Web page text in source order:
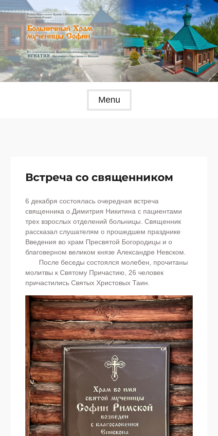
to
content
Menu
Встреча со священником
6 декабря состоялась очередная встреча
священника о.Димитрия Никитина с пациентами
трех взрослых отделений больницы. Священник
рассказал слушателям о прошедшем празднике
Введения во храм Пресвятой Богородицы и о
благоверном великом князе Александре Невском.
После беседы состоялся молебен, прочитаны
молитвы к Святому Причастию, 26 человек
причастились Святых Христовых Таин.